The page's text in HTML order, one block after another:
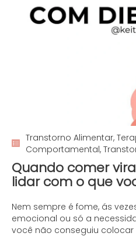
Transtorno Alimentar,
Comportamental,
Quando comer
lidar com o que
Nem sempre é fome, ás
emocional ou só a
você não conseguiu colocar